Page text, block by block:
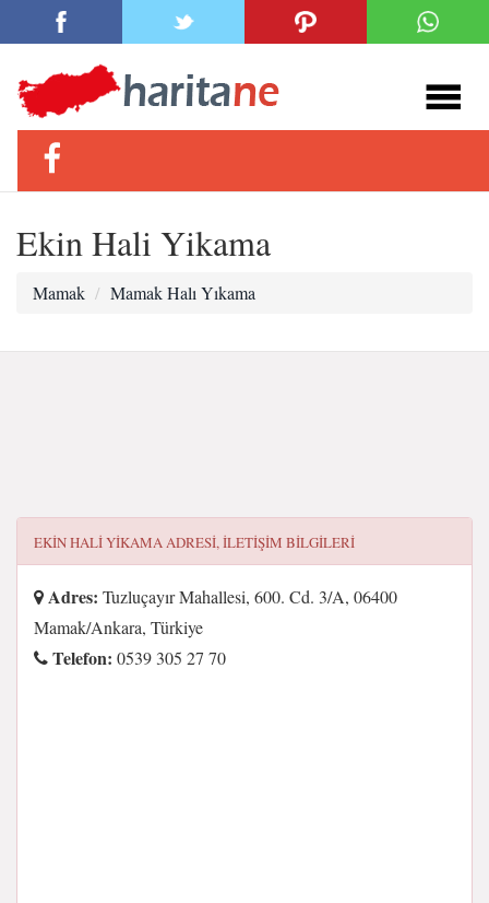
Ekin Hali Yikama
Mamak Mamak Halı Yıkama
EKIN HALI YIKAMAADRESI, ILETIŞIM BILGILERI
Adres: Tuzluçayır Mahallesi, 600. Cd. 3/A, 06400
Mamak/Ankara, Türkiye
Telefon: 0539 305 27 70